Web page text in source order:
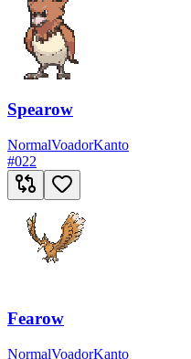
Spearow
NormalVoadorKanto
#022
Fearow
NormalVoadorKanto